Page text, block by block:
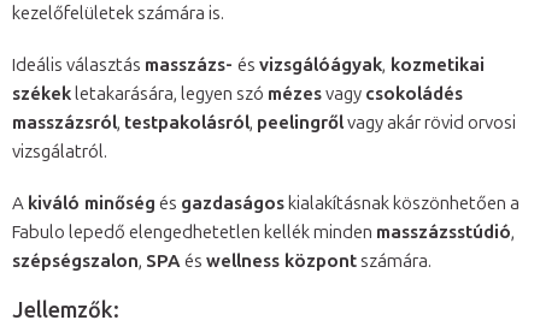
kezelőfelületek számára is.
Ideális választás masszázs- és vizsgálóágyak, kozmetikai
székekletakarására, legyen szó mézesvagy csokoládés
masszázsról, testpakolásról, peelingrőlvagy akár rövid orvosi
vizsgálatról.
A kiváló minőség és gazdaságos kialakításnak köszönhetően a
Fabulo lepedő elengedhetetlen kellék minden masszázsstúdió,
szépségszalon, SPAés wellness központszámára.
Jellemzők: